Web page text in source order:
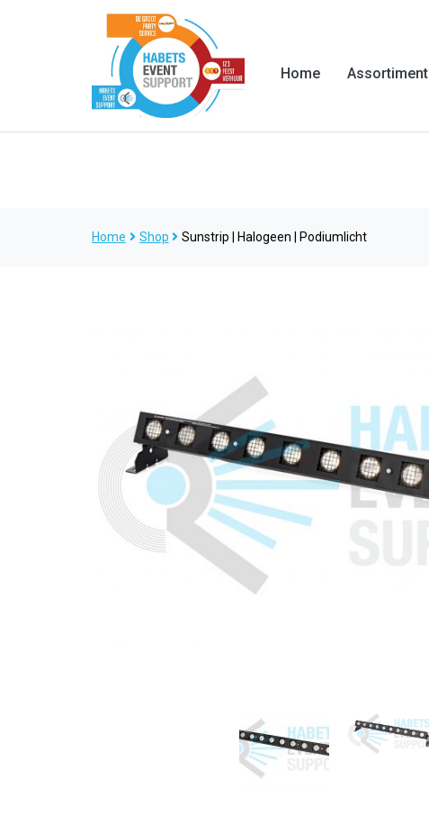
Home Assortiment
Home Shop Sunstrip | Halogeen | Podiumlicht